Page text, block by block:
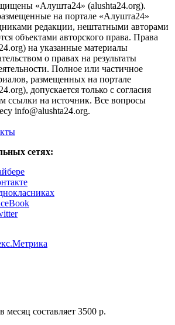
«Алушта24» (alushta24.org).
на портале «Алушта24»
редакции, нештатными авторами
объектами авторского права. Права
на указанные материалы
о правах на результаты
Полное или частичное
размещенных на портале
допускается только с согласия
ссылки на источник. Все вопросы
info@alushta24.org.
сетях:
составляет 3500 р.